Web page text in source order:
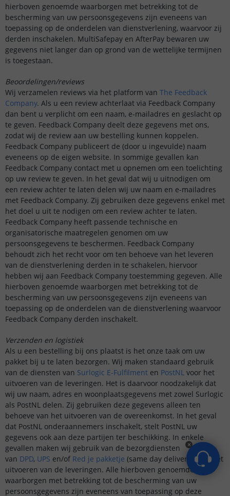
hierboven genoemde waarborgen met betrekking tot de
bescherming van uw persoonsgegevens zijn eveneens van
toepassing op de onderdelen van dienstverlening, waarvoor zij
derden inschakelen. MultiSafepay en AfterPay bewaren uw
gegevens niet langer dan op grond van de wettelijke termijnen
is toegestaan.
Beoordelingen/reviews
Wij verzamelen reviews via het platform van The Feedback
Company. Als u een review achterlaat via Feedback Company
dan bent u verplicht om een naam, e-mailadres en geslacht op
te geven. Feedback Company deelt deze gegevens met ons,
zodat wij de review aan uw bestelling kunnen koppelen.
Feedback Company publiceert de (door u ingevulde) naam
eveneens op de eigen website. In sommige gevallen kan
Feedback Company contact met u opnemen om een toelichting
op uw review te geven. In het geval dat wij u uitnodigen om
een review achter te laten delen wij uw naam en e-mailadres
met Feedback Company. Zij gebruiken deze gegevens enkel met
het doel u uit te nodigen om een review achter te laten.
Feedback Company heeft passende technische en
organisatorische maatregelen genomen om uw
persoonsgegevens te beschermen. Feedback Company
behoudt zich het recht voor om ten behoeve van het leveren
van de dienstverlening derden in te schakelen, hiervoor
hebben wij aan Feedback Company toestemming gegeven. Alle
hierboven genoemde waarborgen met betrekking tot de
bescherming van uw persoonsgegevens zijn eveneens van
toepassing op de onderdelen van de dienstverlening waarvoor
Feedback Company derden inschakelt.
Verzenden en logistiek
Als u een bestelling bij ons plaatst is het onze taak om uw
pakket bij u te laten bezorgen. Wij maken standaard gebruik
van de diensten van Surlogic E-Fulfilment en PostNL voor het
uitvoeren van de leveringen. Het is daarvoor noodzakelijk dat
wij uw naam, adres en woonplaatsgegevens met zowel Surlogic
als PostNL delen. Zij gebruiken deze gegevens alleen ten
behoeve van het uitvoeren van de overeenkomst. In het geval
dat PostNL onderaannemers inschakelt, stelt PostNL uw
gegevens ook aan deze partijen ter beschikking. In enkele
gevallen maken wij gebruik van de bezorgdiensten
van DPD, UPS en/of Red je pakketje (same day delivery) voor het
uitvoeren van de leveringen. Alle hierboven genoemde
waarborgen met betrekking tot de bescherming van uw
persoonsgegevens zijn eveneens van toepassing op deze